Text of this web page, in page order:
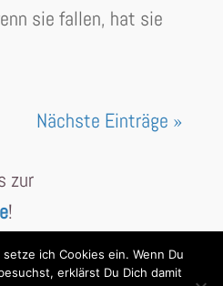
sie fallen, hat sie
Nächste Einträge »
zur
!
ich Cookies ein. Wenn Du
erklärst Du Dich damit